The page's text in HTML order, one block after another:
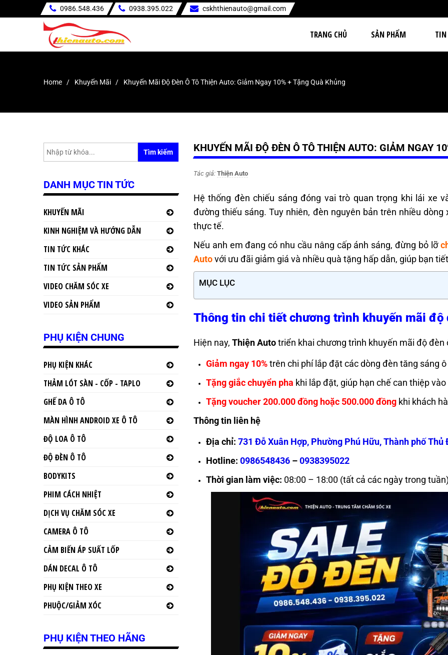
0986.548.436 0938.395.022 cskhthienauto@gmail.com
TRANG CHỦ SẢN PHẨM
Home Khuyến Mãi Khuyến Mãi Độ Đèn Ô Tô Thiện Auto: Giảm Ngay 10% + Tặng Quà Khủng
KHUYẾN MÃI ĐỘ ĐÈN Ô TÔ THIỆN AUTO: GIẢM NGAY
Tác giả: Thiện Auto
Hệ thống đèn chiếu sáng đóng vai trò quan trọng khi lái xe
đường thiếu sáng. Tuy nhiên, đèn nguyên bản trên nhiều
thực tế.
Nếu anh em đang có nhu cầu nâng cấp ánh sáng, đừng bỏ lỡ
Autovới ưu đãi giảm giá và nhiều quà tặng hấp dẫn, giúp bạn
MỤC LỤC
Thông tin chi tiết chương trình khuyến mãi
Hiện nay, Thiện Autotriển khai chương trình khuyến mãi độ
Giảm ngay 10%trên chi phí lắp đặt các dòng đèn tăng sáng
Tặng giắc chuyển pha khi lắp đặt, giúp hạn chế can thiệp
Tặng voucher 200.000 đồng hoặc 500.000 đồng khi khách
Thông tin liên hệ
Địa chỉ: 731 Đỗ Xuân Hợp, Phường Phú Hữu, Thành phố Thủ
Hotline: 0986548436 –0938395022
Thời gian làm việc: 08:00 – 18:00 (tất cả các ngày trong
Tìm kiếm
DANH MỤC TIN TỨC
KHUYẾN MÃI
KINH NGHIỆM VÀ HƯỚNG DẪN
TIN TỨC KHÁC
TIN TỨC SẢN PHẨM
VIDEO CHĂM SÓC XE
VIDEO SẢN PHẨM
PHỤ KIỆN CHUNG
PHỤ KIỆN KHÁC
THẢM LÓT SÀN - CỐP - TAPLO
GHẾ DA Ô TÔ
MÀN HÌNH ANDROID XE Ô TÔ
ĐỘ LOA Ô TÔ
ĐỘ ĐÈN Ô TÔ
BODYKITS
PHIM CÁCH NHIỆT
DỊCH VỤ CHĂM SÓC XE
CAMERA Ô TÔ
CẢM BIẾN ÁP SUẤT LỐP
DÁN DECAL Ô TÔ
PHỤ KIỆN THEO XE
PHUỘC/GIẢM XÓC
PHỤ KIỆN THEO HÃNG